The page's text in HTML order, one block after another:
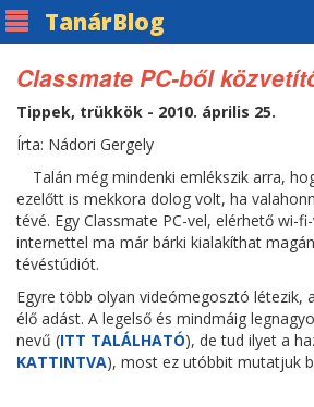
TanárBlog
Classmate PC-ből
Tippek, trükkök - 2010. április 25.
Írta: Nádori Gergely
Talán még mindenki emlékszik arra,
ezelőtt is mekkora dolog volt, ha
tévé. Egy Classmate PC-vel, elérhető wi-
internettel ma már bárki kialakíthat
tévéstúdiót.
Egyre több olyan videómegosztó létezik,
élő adást. A legelső és mindmáig
nevű (ITT TALÁLHATÓ), de tud ilyet a
KATTINTVA), most ez utóbbit mutatjuk